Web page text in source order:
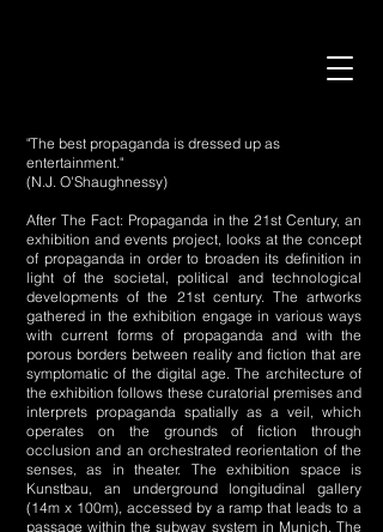
"The best propaganda is dressed up as
entertainment."
(N.J. O'Shaughnessy)
After The Fact: Propaganda in the 21st Century, an
exhibition and events project, looks at the concept
of propaganda in order to broaden its definition in
light of the societal, political and technological
developments of the 21st century. The artworks
gathered in the exhibition engage in various ways
with current forms of propaganda and with the
porous borders between reality and fiction that are
symptomatic of the digital age. The architecture of
the exhibition follows these curatorial premises and
interprets propaganda spatially as a veil, which
operates on the grounds of fiction through
occlusion and an orchestrated reorientation of the
senses, as in theater. The exhibition space is
Kunstbau, an underground longitudinal gallery
(14m x 100m), accessed by a ramp that leads to a
passage within the subway system in Munich. The